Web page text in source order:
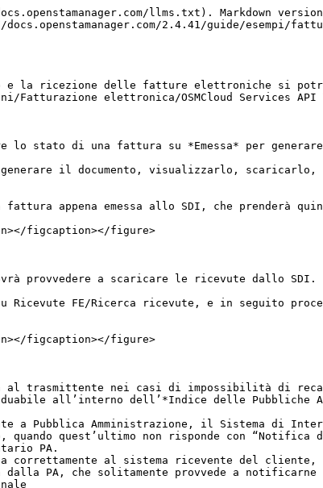
llms.txt). Markdown
2.4.41/guide/esempi/
e la ricezione delle fatture elettroniche si
elettronica/OSMCloud Services API
lo stato di una fattura su *Emessa* per
il documento, visualizzarlo,
appena emessa allo SDI, che prenderà
figcaption></figure>
provvedere a scaricare le ricevute dallo SDI.
FE/Ricerca ricevute, e in seguito
figcaption></figure>
al trasmittente nei casi di impossibilità di
all’interno dell’*Indice delle Pubbliche
Pubblica Amministrazione, il Sistema di
quest’ultimo non risponde con
PA.
al sistema ricevente del
PA, che solitamente provvede a notificarne